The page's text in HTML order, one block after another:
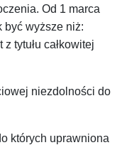
Od 1 marca
być wyższe niż:
tytułu całkowitej
niezdolności do
których uprawniona